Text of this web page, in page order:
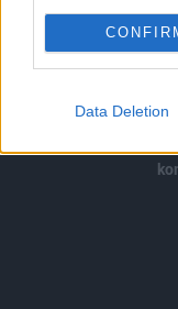
Data Deletion